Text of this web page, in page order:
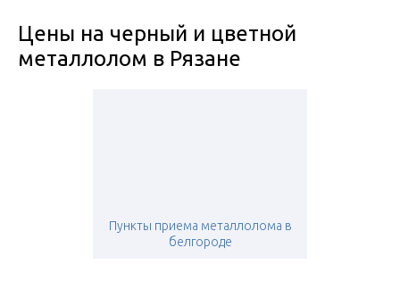
Цены на черный и цветной
металлолом в Рязане
Пункты приема металлолома в
белгороде